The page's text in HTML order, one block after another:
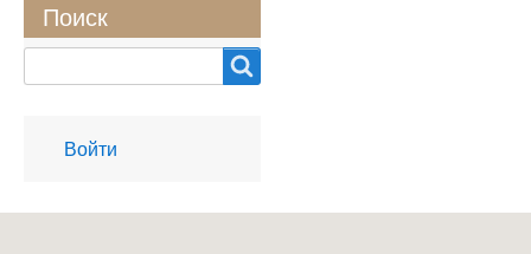
Поиск
User
account
Войти